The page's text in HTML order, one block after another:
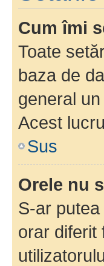
Cum îmi
Toate
baza de
general
Acest
Sus
Orele nu
S-ar
orar diferit